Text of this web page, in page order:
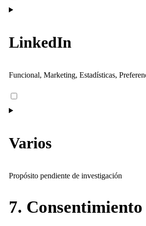
LinkedIn
Funcional, Marketing, Estadísticas,
Varios
Propósito pendiente de investigación
7. Consentimiento